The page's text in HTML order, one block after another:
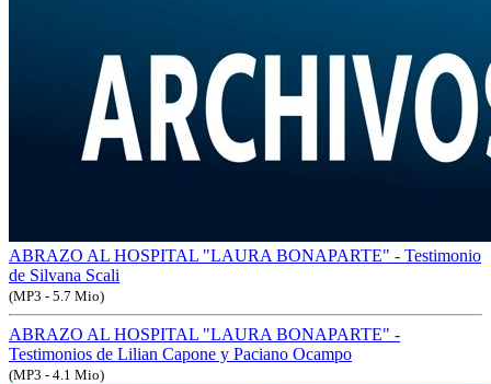
ABRAZO AL HOSPITAL "LAURA BONAPARTE" - Testimonio
de Silvana Scali
(MP3 - 5.7 Mio)
ABRAZO AL HOSPITAL "LAURA BONAPARTE" -
Testimonios de Lilian Capone y Paciano Ocampo
(MP3 - 4.1 Mio)